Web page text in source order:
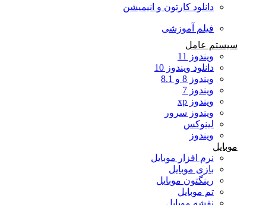
دانلود کارتون و انیمیشن
فیلم آموزشی
سیستم عامل
ویندوز 11
دانلود ویندوز 10
ویندوز 8 و 8.1
ویندوز 7
ویندوز xp
ویندوز سرور
لینوکس
ویندوز
موبایل
نرم افزار موبایل
بازی موبایل
رینگتون موبایل
تم موبایل
نقشه موبایل